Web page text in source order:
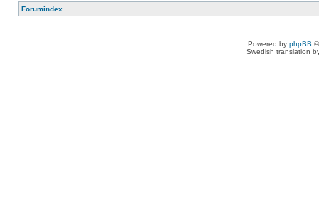
Forumindex
Powered by phpBB
Swedish translation